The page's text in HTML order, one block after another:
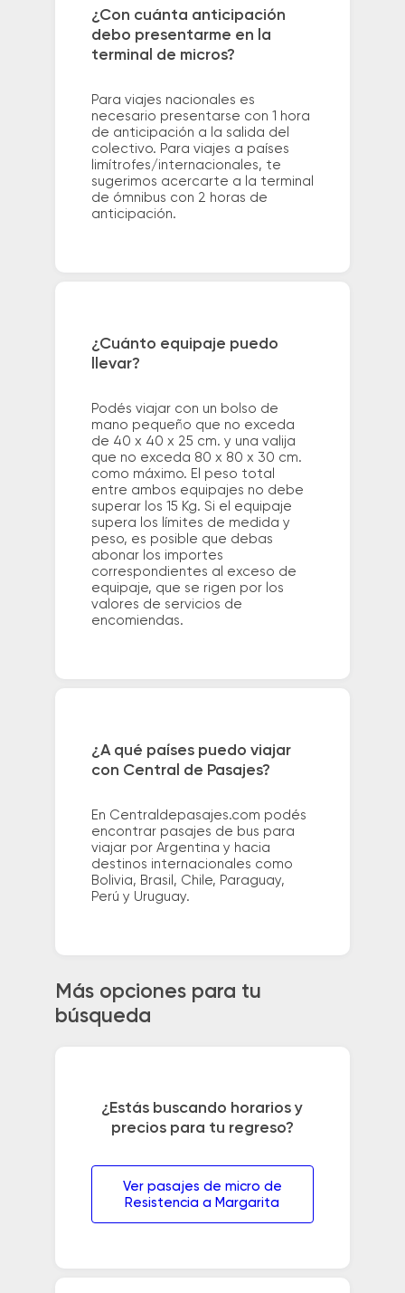
¿Con cuánta anticipación
debo presentarme en la
terminal de micros?
Para viajes nacionales es
necesario presentarse con 1 hora
de anticipación a la salida del
colectivo. Para viajes a países
limítrofes/internacionales, te
sugerimos acercarte a la terminal
de ómnibus con 2 horas de
anticipación.
¿Cuánto equipaje puedo
llevar?
Podés viajar con un bolso de
mano pequeño que no exceda
de 40 x 40 x 25 cm. y una valija
que no exceda 80 x 80 x 30 cm.
como máximo. El peso total
entre ambos equipajes no debe
superar los 15 Kg. Si el equipaje
supera los límites de medida y
peso, es posible que debas
abonar los importes
correspondientes al exceso de
equipaje, que se rigen por los
valores de servicios de
encomiendas.
¿A qué países puedo viajar
con Central de Pasajes?
En Centraldepasajes.com podés
encontrar pasajes de bus para
viajar por Argentina y hacia
destinos internacionales como
Bolivia, Brasil, Chile, Paraguay,
Perú y Uruguay.
Más opciones para tu
búsqueda
¿Estás buscando horarios y
precios para tu regreso?
Ver pasajes de micro de
Resistencia a Margarita